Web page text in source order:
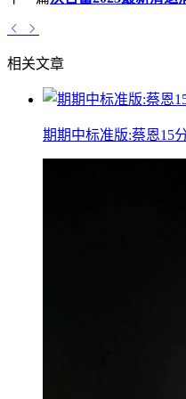
相关文章
期期中标准版:蔡恩15